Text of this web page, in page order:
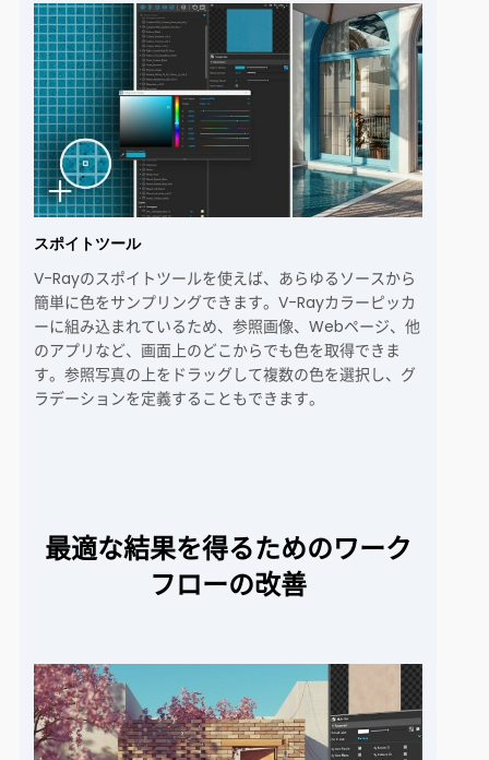
スポイトツール
V-Rayのスポイトツールを使えば、あらゆるソースから
簡単に色をサンプリングできます。V-Rayカラーピッカ
ーに組み込まれているため、参照画像、Webページ、他
のアプリなど、画面上のどこからでも色を取得できま
す。参照写真の上をドラッグして複数の色を選択し、グ
ラデーションを定義することもできます。
最適な結果を得るためのワーク
フローの改善